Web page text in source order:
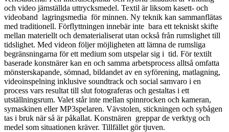
och video jämställda uttrycksmedel. Textil är liksom kasett- och
videoband lagringsmedia för minnen. Ny teknik kan sammanflätas
med traditionell. Förflyttningen innebär inte bara ett tekniskt skifte
mellan materiellt och dematerialiserat utan också från rumslighet till
tidslighet. Med videon följer möjligheten att lämna de rumsliga
begränsningarna för ett medium som utspelar sig i tid. För textilt
baserade konstnärer kan en och samma arbetsprocess alltså omfatta
mönsterskapande, sömnad, bildandet av en syförening, matlagning,
videoinspelning inklusive soundtrack och social samvaro i en
process vars resultat till slut fotograferas och gestaltas i ett
utställningsrum. Valet står inte mellan spinnrocken och kameran,
symaskinen eller MP3spelaren. Vävstolen, stickningen och sybågen
tas i bruk när så är påkallat. Konstnären greppar de verktyg och
medel som situationen kräver. Tillfället gör tjuven.